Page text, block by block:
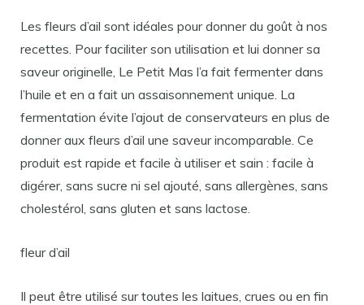
Les fleurs d’ail sont idéales pour donner du goût à nos
recettes. Pour faciliter son utilisation et lui donner sa
saveur originelle, Le Petit Mas l’a fait fermenter dans
l’huile et en a fait un assaisonnement unique. La
fermentation évite l’ajout de conservateurs en plus de
donner aux fleurs d’ail une saveur incomparable. Ce
produit est rapide et facile à utiliser et sain : facile à
digérer, sans sucre ni sel ajouté, sans allergènes, sans
cholestérol, sans gluten et sans lactose.
fleur d’ail
Il peut être utilisé sur toutes les laitues, crues ou en fin